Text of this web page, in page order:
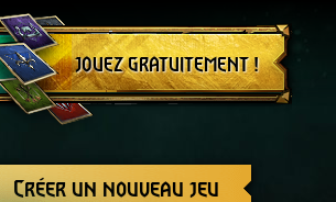
JOUEZ GRATUITEMENT !
Créer un nouveau jeu